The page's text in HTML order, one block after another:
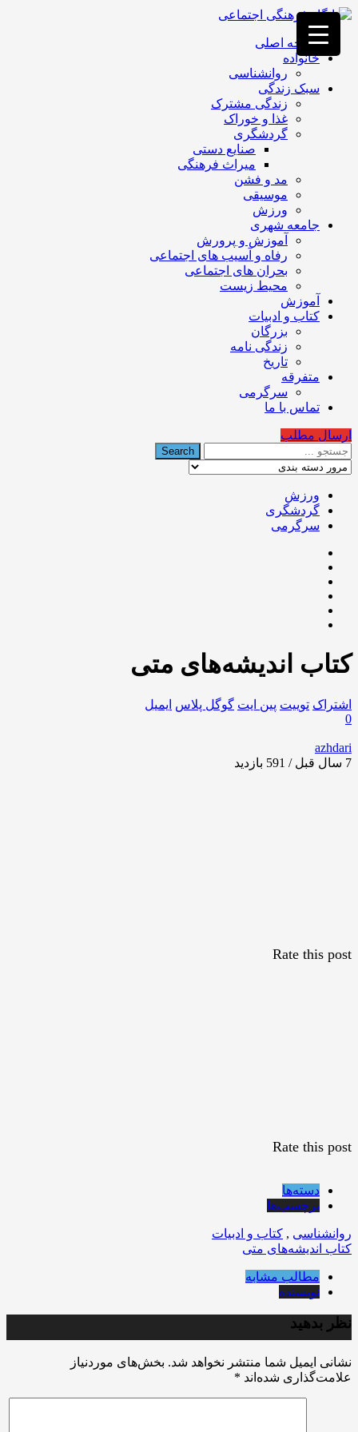
فصد
خون
غرب
تهران
خشکشویی
تصفیه
تهران
صفحه اصلی
خانواده
روانشناسی
سبک زندگی
زندگی مشترک
غذا و خوراک
گردشگری
صنایع دستی
میراث فرهنگی
مد و فشن
موسیقی
ورزش
جامعه شهری
آموزش و پرورش
رفاه و آسیب های اجتماعی
بحران های اجتماعی
محیط زیست
آموزش
کتاب و ادبیات
بزرگان
زندگی نامه
تاریخ
متفرقه
سرگرمی
تماس با ما
ارسال مطلب
ورزش
گردشگری
سرگرمی
کتاب اندیشه‌های متی
اشتراک توییت پین ایت گوگل‌ پلاس ایمیل
0
azhdari
7 سال قبل / 591
بازدید
Rate this post
Rate this post
دسته‌ها
برچسب‌ها
روانشناسی , کتاب و ادبیات
کتاب اندیشه‌های متی
مطالب مشابه
نویسنده
نظر بدهید
نشانی ایمیل شما منتشر نخواهد شد. بخش‌های موردنیاز
علامت‌گذاری شده‌اند *